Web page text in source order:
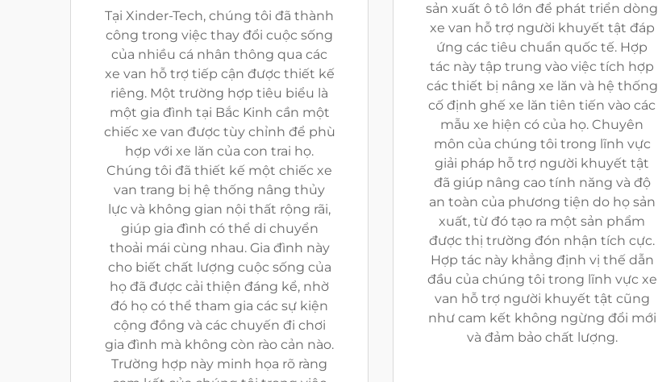
Tại Xinder-Tech, chúng tôi đã thành
công trong việc thay đổi cuộc sống
của nhiều cá nhân thông qua các
xe van hỗ trợ tiếp cận được thiết kế
riêng. Một trường hợp tiêu biểu là
một gia đình tại Bắc Kinh cần một
chiếc xe van được tùy chỉnh để phù
hợp với xe lăn của con trai họ.
Chúng tôi đã thiết kế một chiếc xe
van trang bị hệ thống nâng thủy
lực và không gian nội thất rộng rãi,
giúp gia đình có thể di chuyển
thoải mái cùng nhau. Gia đình này
cho biết chất lượng cuộc sống của
họ đã được cải thiện đáng kể, nhờ
đó họ có thể tham gia các sự kiện
cộng đồng và các chuyến đi chơi
gia đình mà không còn rào cản nào.
Trường hợp này minh họa rõ ràng
sản xuất ô tô lớn để phát triển dòng
xe van hỗ trợ người khuyết tật đáp
ứng các tiêu chuẩn quốc tế. Hợp
tác này tập trung vào việc tích hợp
các thiết bị nâng xe lăn và hệ thống
cố định ghế xe lăn tiên tiến vào các
mẫu xe hiện có của họ. Chuyên
môn của chúng tôi trong lĩnh vực
giải pháp hỗ trợ người khuyết tật
đã giúp nâng cao tính năng và độ
an toàn của phương tiện do họ sản
xuất, từ đó tạo ra một sản phẩm
được thị trường đón nhận tích cực.
Hợp tác này khẳng định vị thế dẫn
đầu của chúng tôi trong lĩnh vực xe
van hỗ trợ người khuyết tật cũng
như cam kết không ngừng đổi mới
và đảm bảo chất lượng.